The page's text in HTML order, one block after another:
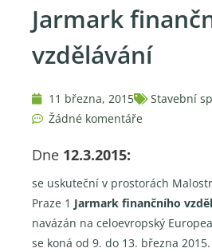
Jarmark
vzdělávání
11 března, 2015
Stavební
Žádné komentáře
Dne 12.3.2015:
se uskuteční v prostorách
Praze 1 Jarmark finančního
navázán na celoevropský
se koná od 9. do 13. března 2015.